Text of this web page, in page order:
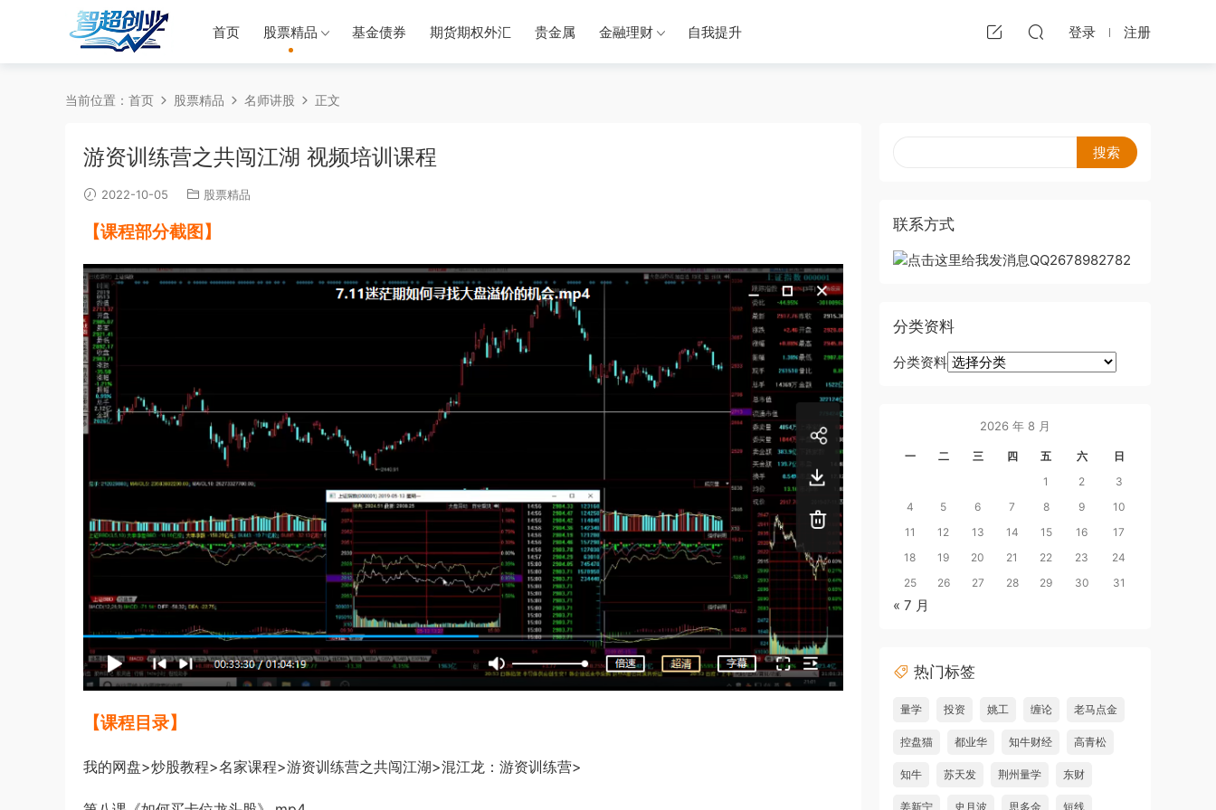
首页 股票精品 基金债券 期货期权外汇 贵金属 金融理财 自我提升 登录 注册
当前位置： 首页 股票精品 名师讲股 正文
游资训练营之共闯江湖 视频培训课程
2022-10-05 股票精品
【课程部分截图】
【课程目录】
我的网盘>炒股教程>名家课程>游资训练营之共闯江湖>混江龙：游资训练营>
联系方式
分类资料
分类资料
2026 年 8 月
一 二 三 四 五 六
日
1
2
3
4
5 6 7 8 9
10
11
12 13 14 15 16
17
18
19 20 21 22 23
24
25
26 27 28 29 30 31
« 7 月
热门标签
量学 投资 姚工 缠论 老马点金
控盘猫 都业华 知牛财经 高青松
知牛 苏天发 荆州量学 东财
姜新宁 史月波 思多金 短线